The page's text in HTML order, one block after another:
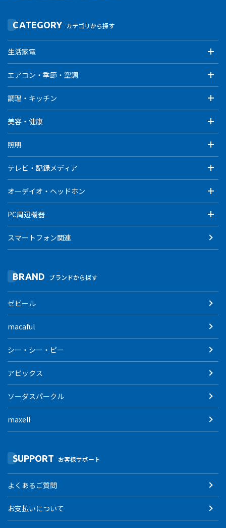
CATEGORY カテゴリから探す
生活家電
エアコン・季節・空調
調理・キッチン
美容・健康
照明
テレビ・記録メディア
オーデイオ・ヘッドホン
PC周辺機器
スマートフォン関連
BRAND ブランドから探す
ゼピール
macaful
シー・シー・ピー
アピックス
ソーダスパークル
maxell
SUPPORT お客様サポート
よくあるご質問
お支払いについて